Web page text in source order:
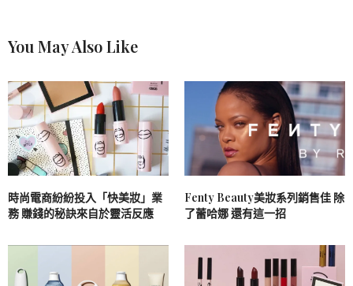
You May Also Like
時尚電商紛紛投入「快美妝」業
務 賺錢的秘訣來自於靈活反應
Fenty Beauty美妝系列銷售佳 除
了蕾哈娜 還有這一招